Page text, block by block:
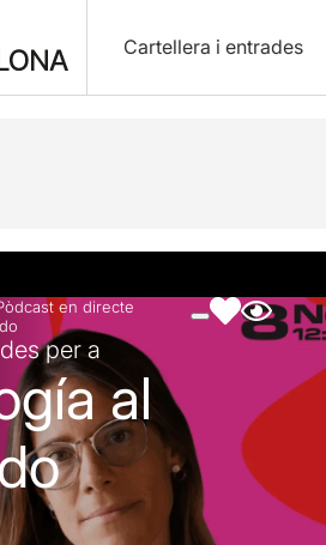
Cartellera i entrades
artística Fotos i vídeos
en directe
per a
al